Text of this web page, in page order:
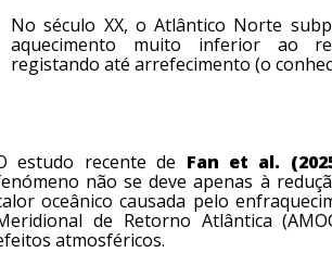
No século XX, o Atlântico Norte
aquecimento muito inferior ao
registando até arrefecimento (o
estudo recente de Fan et al.
não se deve apenas à
oceânico causada pelo
de Retorno Atlântica
atmosféricos.